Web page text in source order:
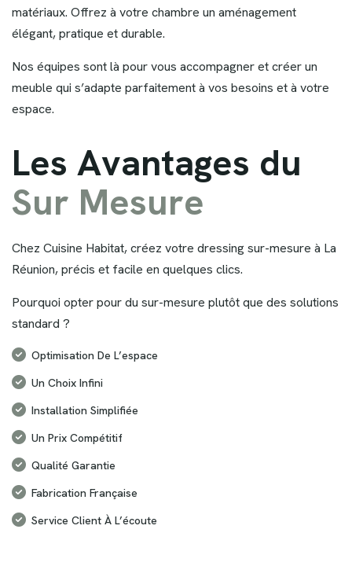
matériaux. Offrez à votre chambre un aménagement
élégant, pratique et durable.
Nos équipes sont là pour vous accompagner et créer un
meuble qui s’adapte parfaitement à vos besoins et à votre
espace.
Les Avantages du
Sur Mesure
Chez Cuisine Habitat, créez votre dressing sur-mesure à La
Réunion, précis et facile en quelques clics.
Pourquoi opter pour du sur-mesure plutôt que des solutions
standard ?
Optimisation De L’espace
Un Choix Infini
Installation Simplifiée
Un Prix Compétitif
Qualité Garantie
Fabrication Française
Service Client À L’écoute